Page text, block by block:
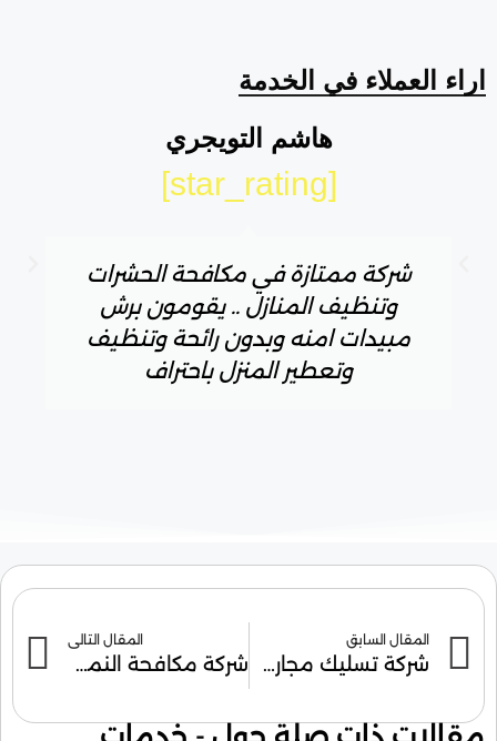
اراء العملاء في الخدمة
شركة ممتازة في مكافحة الحشرات
وتنظيف المنازل .. يقومون برش
مبيدات امنه وبدون رائحة وتنظيف
وتعطير المنزل باحتراف
هاشم التويجري
[star_rating]
المقال السابق
شركة تسليك مجاري بالضغط بالاحساء
المقال التالي
شركة مكافحة النمل الابيض بالاحساء